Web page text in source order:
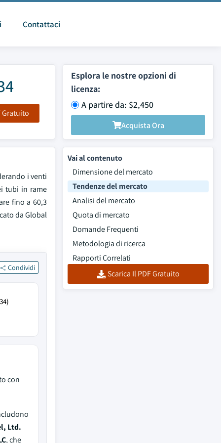
Contattaci
Gratuito
Esplora le nostre opzioni di
licenza:
A partire da: $2,450
Acquista Ora
i venti
tubi in rame
fino a 60,3
da Global
Condividi
con
Ltd.
, che
Vai al contenuto
Dimensione del mercato
Tendenze del mercato
Analisi del mercato
Quota di mercato
Domande Frequenti
Metodologia di ricerca
Rapporti Correlati
Scarica Il PDF Gratuito